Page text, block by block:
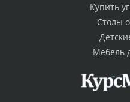
Купить
Столы
Мебель